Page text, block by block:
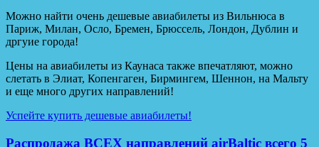
Можно найти очень дешевые авиабилеты из Вильнюса в
Париж, Милан, Осло, Бремен, Брюссель, Лондон, Дублин и
дргуие города!
Цены на авиабилеты из Каунаса также впечатляют, можно
слетать в Элиат, Копенгаген, Бирмингем, Шеннон, на Мальту
и еще много других направлений!
Успейте купить дешевые авиабилеты!
Распродажа ВСЕХ направлений airBaltic всего 5